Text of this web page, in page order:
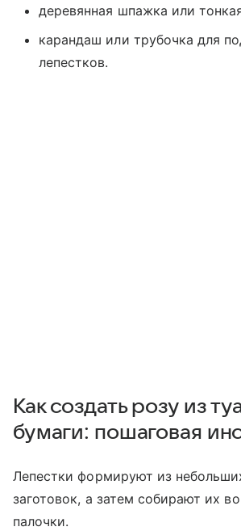
деревянная шпажка или
карандаш или трубочка для
лепестков.
Как создать розу из
бумаги: пошаговая
Лепестки формируют из
заготовок, а затем собирают их
палочки.